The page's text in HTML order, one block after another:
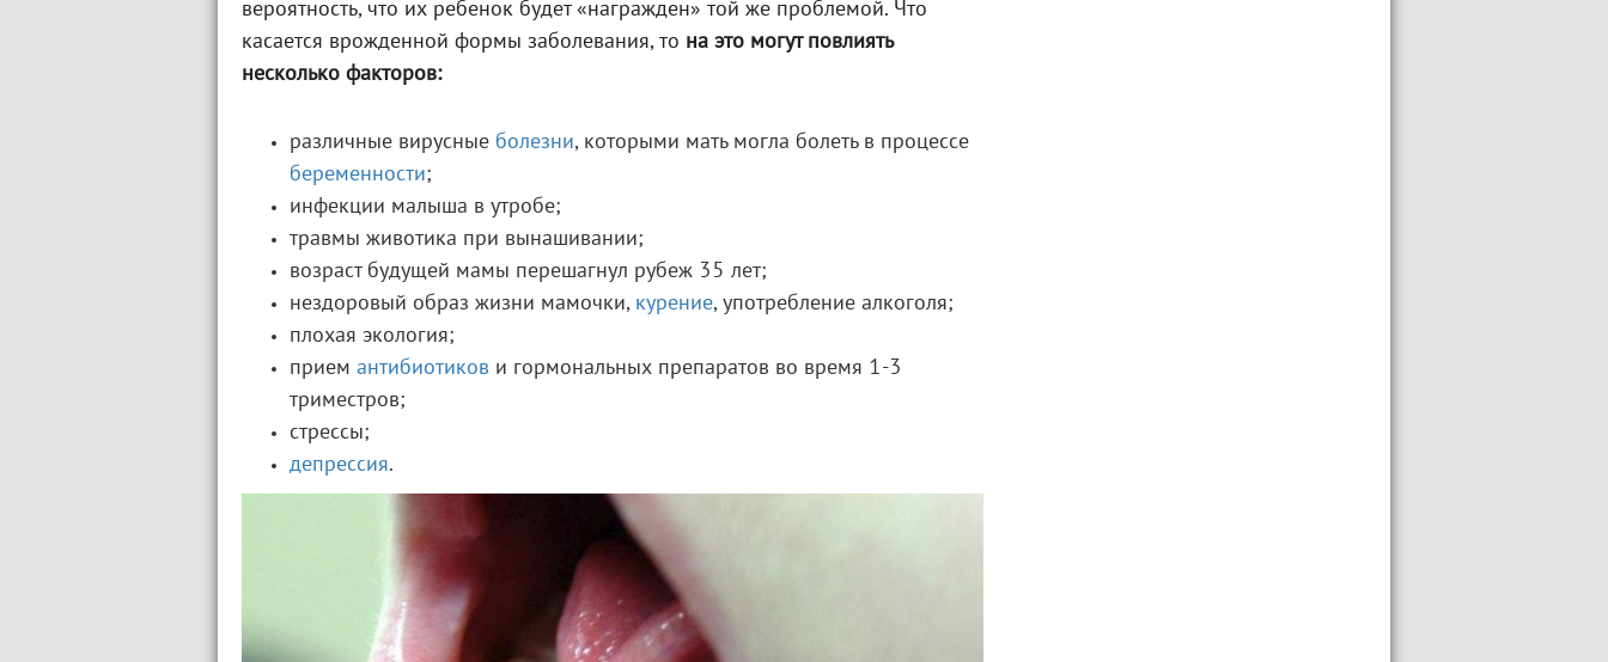
вероятность, что их ребенок будет «награжден» той же проблемой. Что
касается врожденной формы заболевания, то на это могут повлиять
несколько факторов:
различные вирусные болезни, которыми мать могла болеть в процессе
беременности;
инфекции малыша в утробе;
травмы животика при вынашивании;
возраст будущей мамы перешагнул рубеж 35 лет;
нездоровый образ жизни мамочки, курение, употребление алкоголя;
плохая экология;
прием антибиотиков и гормональных препаратов во время 1-3
триместров;
стрессы;
депрессия.